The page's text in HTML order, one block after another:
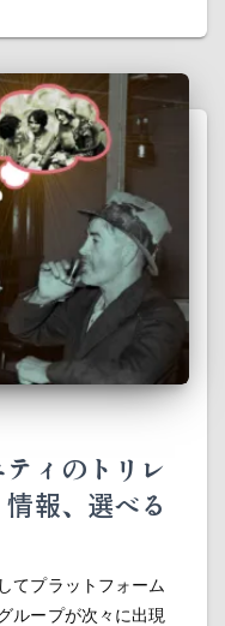
ィのトリレ
報、選べる
てプラットフォーム
ループが次々に出現